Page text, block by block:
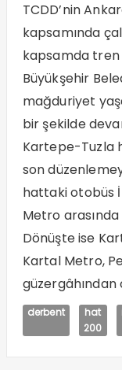
TCDD’nin
kapsamında
kapsamda
Büyükşehir
mağduriyet
bir şekilde
Kartepe-Tuzla
son
hattaki otobüs
Metro
Dönüşte ise
Kartal Metro,
derbent
hat
200